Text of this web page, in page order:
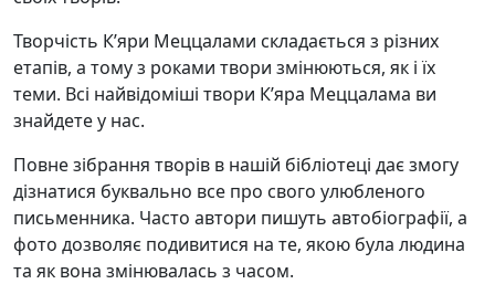
Творчість К’яри Меццалами складається з різних
етапів, а тому з роками твори змінюються, як і їх
теми. Всі найвідоміші твори К’яра Меццалама ви
знайдете у нас.
Повне зібрання творів в нашій бібліотеці дає змогу
дізнатися буквально все про свого улюбленого
письменника. Часто автори пишуть автобіографії, а
фото дозволяє подивитися на те, якою була людина
та як вона змінювалась з часом.